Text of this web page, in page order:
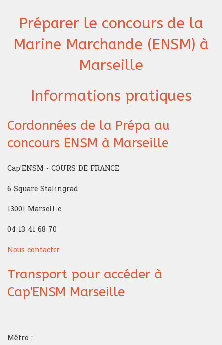
Vous êtes ici
Préparer le concours de la
Marine Marchande (ENSM) à
Marseille
Informations pratiques
Cordonnées de la Prépa au
concours ENSM à Marseille
Cap'ENSM - COURS DE FRANCE
6 Square Stalingrad
13001 Marseille
04 13 41 68 70
Nous contacter
Transport pour accéder à
Cap'ENSM Marseille
Métro :